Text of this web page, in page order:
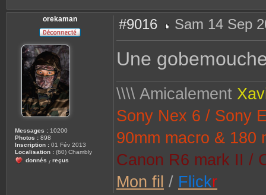
orekaman
Messages : 10200
Photos : 898
Inscription : 01 Fév 2013
Localisation : (60) Chambly
donnés / reçus
#9016
e
Sam 14 Sep
Une
\\\\ Amicalement
Sony Nex 6 / Sony
90mm macro & 180
Canon R6 mark II /
Mon fil / Flickr